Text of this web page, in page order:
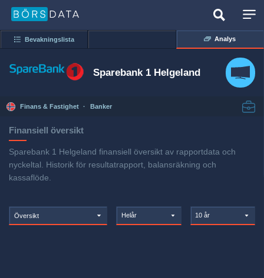
Bevakningslista Analys
Sparebank 1 Helgeland
Finans & Fastighet · Banker
Finansiell översikt
Sparebank 1 Helgeland finansiell översikt av rapportdata och
nyckeltal. Historik för resultatrapport, balansräkning och
kassaflöde.
Översikt Helår 10 år